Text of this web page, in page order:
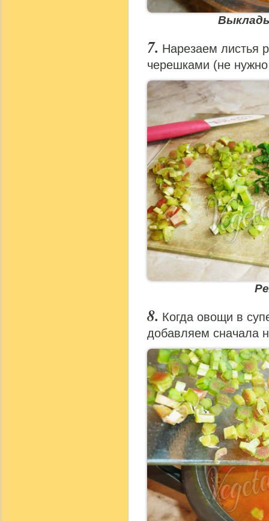
Нарезаем листья
черешками (не
Когда овощи в
добавляем сначала